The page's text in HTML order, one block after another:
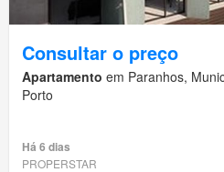
Consultar o preço
Apartamento em Paranhos,
Porto
Há 6 dias
PROPERSTAR